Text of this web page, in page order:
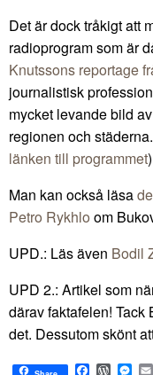
Det är dock tråkigt att
radioprogram som är
Knutssons reportage
journalistisk
mycket levande bild
regionen och
länken till programmet)
Man kan också läsa
Petro Rykhlo om
UPD.: Läs även Bodil
UPD 2.: Artikel som
därav faktafelen! Tack
det. Dessutom skönt
Facebook